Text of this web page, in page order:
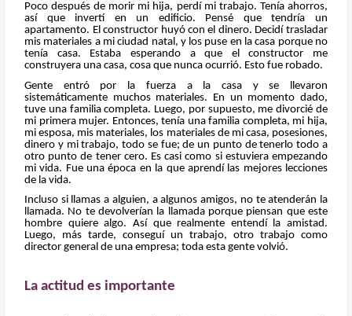
Poco después de morir mi hija, perdí mi trabajo. Tenía ahorros,
así que invertí en un edificio. Pensé que tendría un
apartamento. El constructor huyó con el dinero. Decidí trasladar
mis materiales a mi ciudad natal, y los puse en la casa porque no
tenía casa. Estaba esperando a que el constructor me
construyera una casa, cosa que nunca ocurrió. Esto fue robado.
Gente entró por la fuerza a la casa y se llevaron
sistemáticamente muchos materiales. En un momento dado,
tuve una familia completa. Luego, por supuesto, me divorcié de
mi primera mujer. Entonces, tenía una familia completa, mi hija,
mi esposa, mis materiales, los materiales de mi casa, posesiones,
dinero y mi trabajo, todo se fue; de un punto de tenerlo todo a
otro punto de tener cero. Es casi como si estuviera empezando
mi vida. Fue una época en la que aprendí las mejores lecciones
de la vida.
Incluso si llamas a alguien, a algunos amigos, no te atenderán la
llamada. No te devolverían la llamada porque piensan que este
hombre quiere algo. Así que realmente entendí la amistad.
Luego, más tarde, conseguí un trabajo, otro trabajo como
director general de una empresa; toda esta gente volvió.
La actitud es importante